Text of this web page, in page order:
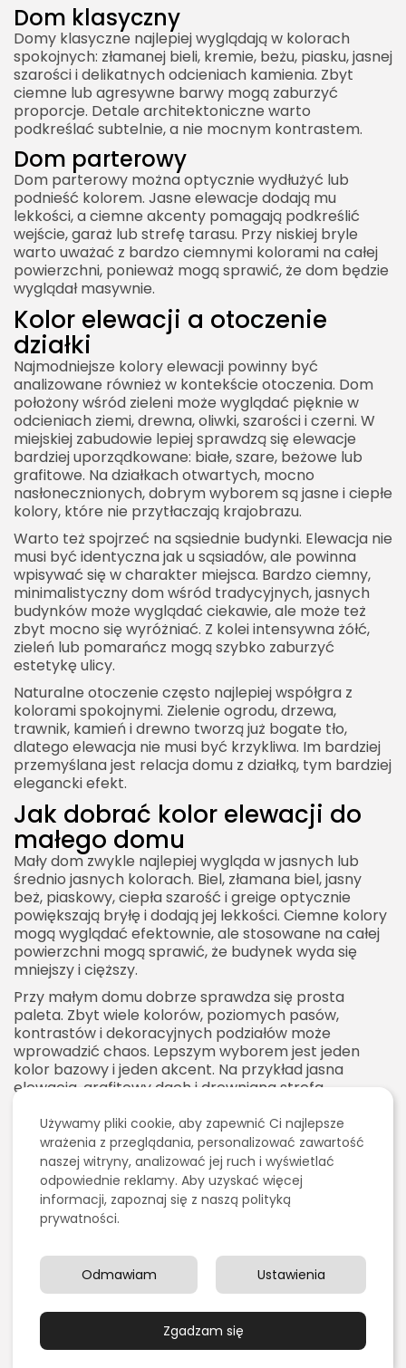
2026 Akademia Internetu Wszelkie prawa
zastrzeżone. Treści umieszczone na stronie
chronione są prawem autorskim.
Dom klasyczny
Domy klasyczne najlepiej wyglądają w kolorach
spokojnych: złamanej bieli, kremie, beżu, piasku, jasnej
szarości i delikatnych odcieniach kamienia. Zbyt
ciemne lub agresywne barwy mogą zaburzyć
proporcje. Detale architektoniczne warto
podkreślać subtelnie, a nie mocnym kontrastem.
Dom parterowy
Dom parterowy można optycznie wydłużyć lub
podnieść kolorem. Jasne elewacje dodają mu
lekkości, a ciemne akcenty pomagają podkreślić
wejście, garaż lub strefę tarasu. Przy niskiej bryle
warto uważać z bardzo ciemnymi kolorami na całej
powierzchni, ponieważ mogą sprawić, że dom będzie
wyglądał masywnie.
Kolor elewacji a otoczenie
działki
Najmodniejsze kolory elewacji powinny być
analizowane również w kontekście otoczenia. Dom
położony wśród zieleni może wyglądać pięknie w
odcieniach ziemi, drewna, oliwki, szarości i czerni. W
miejskiej zabudowie lepiej sprawdzą się elewacje
bardziej uporządkowane: białe, szare, beżowe lub
grafitowe. Na działkach otwartych, mocno
nasłonecznionych, dobrym wyborem są jasne i ciepłe
kolory, które nie przytłaczają krajobrazu.
Warto też spojrzeć na sąsiednie budynki. Elewacja nie
musi być identyczna jak u sąsiadów, ale powinna
wpisywać się w charakter miejsca. Bardzo ciemny,
minimalistyczny dom wśród tradycyjnych, jasnych
budynków może wyglądać ciekawie, ale może też
zbyt mocno się wyróżniać. Z kolei intensywna żółć,
zieleń lub pomarańcz mogą szybko zaburzyć
estetykę ulicy.
Naturalne otoczenie często najlepiej współgra z
kolorami spokojnymi. Zielenie ogrodu, drzewa,
trawnik, kamień i drewno tworzą już bogate tło,
dlatego elewacja nie musi być krzykliwa. Im bardziej
przemyślana jest relacja domu z działką, tym bardziej
elegancki efekt.
Jak dobrać kolor elewacji do
małego domu
Mały dom zwykle najlepiej wygląda w jasnych lub
średnio jasnych kolorach. Biel, złamana biel, jasny
beż, piaskowy, ciepła szarość i greige optycznie
powiększają bryłę i dodają jej lekkości. Ciemne kolory
mogą wyglądać efektownie, ale stosowane na całej
powierzchni mogą sprawić, że budynek wyda się
mniejszy i cięższy.
Przy małym domu dobrze sprawdza się prosta
paleta. Zbyt wiele kolorów, poziomych pasów,
kontrastów i dekoracyjnych podziałów może
wprowadzić chaos. Lepszym wyborem jest jeden
kolor bazowy i jeden akcent. Na przykład jasna
elewacja, grafitowy dach i drewniana strefa
Warto też zwrócić uwagę na cokół. Zbyt ciemny,
wysoki cokół może optycznie obniżać dom. Jeśli jest
potrzebny ze względów praktycznych, warto dobrać
go tak, aby nie odcinał się zbyt mocno od reszty
elewacji.
Jak dobrać kolor elewacji do
dużego domu
Duży dom daje więcej możliwości, ale wymaga
elewacja na dużej powierzchni może wyglądać
płasko, a bardzo ciemna może być przytłaczająca.
Dlatego przy większych budynkach często stosuje
Używamy pliki cookie, aby zapewnić Ci najlepsze
wrażenia z przeglądania, personalizować zawartość
naszej witryny, analizować jej ruch i wyświetlać
odpowiednie reklamy. Aby uzyskać więcej
informacji, zapoznaj się z naszą polityką
prywatności.
Zgadzam się
Ustawienia
Odmawiam